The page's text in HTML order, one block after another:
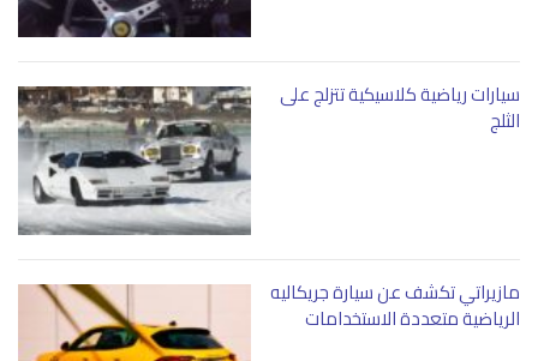
سيارات رياضية كلاسيكية تتزلج على
الثلج
مازيراتي تكشف عن سيارة جريكاليه
الرياضية متعددة الاستخدامات